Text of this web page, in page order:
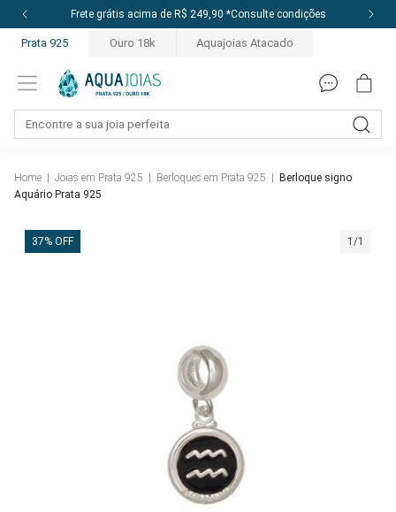
de R$ 249,90 *Consulte condições
Prata 925 Ouro 18k Aquajoias Atacado
Home Joias em Prata 925 Berloques em Prata 925
Berloque signo
Aquário Prata 925
37% OFF 1/1